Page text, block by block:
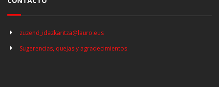
zuzend_idazkaritza@lauro.eus
Sugerencias, quejas y agradecimientos